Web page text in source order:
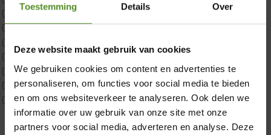
Toestemming Details Over
Deze website maakt gebruik van cookies
We gebruiken cookies om content en advertenties te
personaliseren, om functies voor social media te bieden
en om ons websiteverkeer te analyseren. Ook delen we
informatie over uw gebruik van onze site met onze
partners voor social media, adverteren en analyse. Deze
p350 1 Pers
p350 2 Pers
P650 25cm Tweepersoons een kern aanpasbaar
P650 Twijfelaar
Toppers
Maatvoering
1 persoon